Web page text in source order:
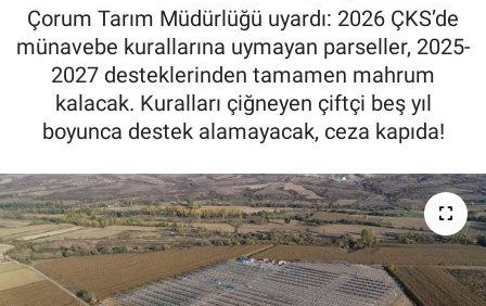
Çorum Tarım Müdürlüğü uyardı: 2026 ÇKS’de
münavebe kurallarına uymayan parseller, 2025-
2027 desteklerinden tamamen mahrum
kalacak. Kuralları çiğneyen çiftçi beş yıl
boyunca destek alamayacak, ceza kapıda!
Tarım Kredi Kooperatifleri
Pankobirlik
Tarım Bilgisi
Yetiştirici Soruyor